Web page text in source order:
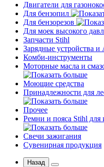
Двигатели для
Для бензопил
Для бензорезов
Для моек высокого
Запчасти Stihl
Зарядные устройства
Комби-инструменты
Моторные масла и
Моющие средства
Принадлежности для
Прочее
Ремни и пояса Stihl для
Свечи зажигания
Сувенирная продукция
Назад